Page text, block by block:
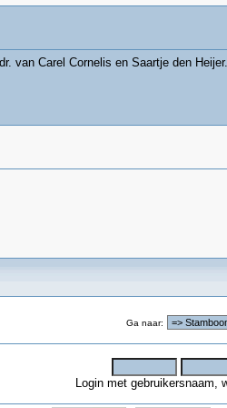
van Carel Cornelis en Saartje den Heijer.
Ga naar:
Login met gebruikersnaam,